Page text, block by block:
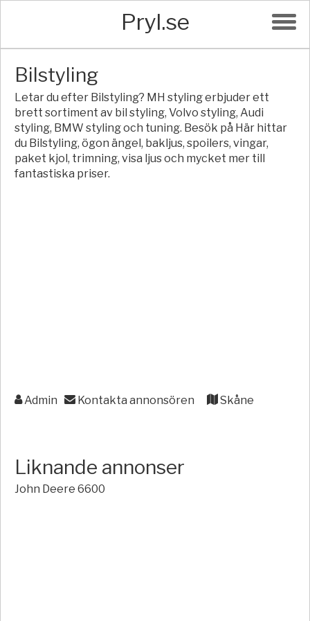
Pryl.se
Bilstyling
Letar du efter Bilstyling? MH styling erbjuder ett
brett sortiment av bil styling, Volvo styling, Audi
styling, BMW styling och tuning. Besök på Här hittar
du Bilstyling, ögon ängel, bakljus, spoilers, vingar,
paket kjol, trimning, visa ljus och mycket mer till
fantastiska priser.
Admin Kontakta annonsören Skåne
Liknande annonser
John Deere 6600